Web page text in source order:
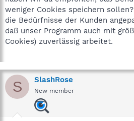
weniger Cookies speichern
die Bedürfnisse der Kunden
daß unser Programm auch mit
Cookies) zuverlässig arbeitet.
S SlashRose
New member